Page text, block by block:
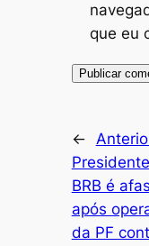
que eu
←
BRB é
após
da PF